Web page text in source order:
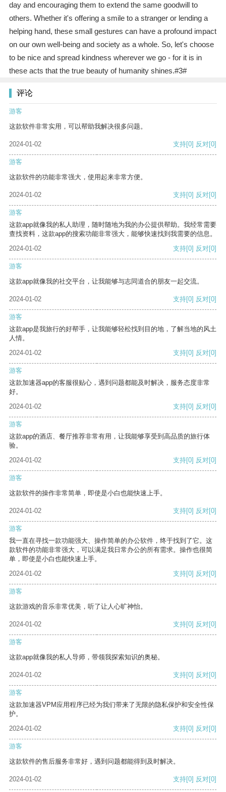
day and encouraging them to extend the same goodwill to
others. Whether it's offering a smile to a stranger or lending a
helping hand, these small gestures can have a profound impact
on our own well-being and society as a whole. So, let's choose
to be nice and spread kindness wherever we go - for it is in
these acts that the true beauty of humanity shines.#3#
评论
游客
这款软件非常实用，可以帮助我解决很多问题。
2024-01-02 支持[0] 反对[0]
游客
这款软件的功能非常强大，使用起来非常方便。
2024-01-02 支持[0] 反对[0]
游客
这款app就像我的私人助理，随时随地为我的办公提供帮助。我经常需要
查找资料，这款app的搜索功能非常强大，能够快速找到我需要的信息。
2024-01-02
支持[0] 反对[0]
游客
这款app就像我的社交平台，让我能够与志同道合的朋友一起交流。
2024-01-02 支持[0] 反对[0]
游客
这款app是我旅行的好帮手，让我能够轻松找到目的地，了解当地的风土
人情。
2024-01-02
支持[0] 反对[0]
游客
这款加速器app的客服很贴心，遇到问题都能及时解决，服务态度非常
好。
2024-01-02
支持[0] 反对[0]
游客
这款app的酒店、餐厅推荐非常有用，让我能够享受到高品质的旅行体
验。
2024-01-02
支持[0] 反对[0]
游客
这款软件的操作非常简单，即使是小白也能快速上手。
2024-01-02 支持[0] 反对[0]
游客
我一直在寻找一款功能强大、操作简单的办公软件，终于找到了它。这
款软件的功能非常强大，可以满足我日常办公的所有需求。操作也很简
单，即使是小白也能快速上手。
2024-01-02
支持[0] 反对[0]
游客
这款游戏的音乐非常优美，听了让人心旷神怡。
2024-01-02 支持[0] 反对[0]
游客
这款app就像我的私人导师，带领我探索知识的奥秘。
2024-01-02 支持[0] 反对[0]
游客
这款加速器VPM应用程序已经为我们带来了无限的隐私保护和安全性保
护。
2024-01-02
支持[0] 反对[0]
游客
这款软件的售后服务非常好，遇到问题都能得到及时解决。
2024-01-02 支持[0] 反对[0]